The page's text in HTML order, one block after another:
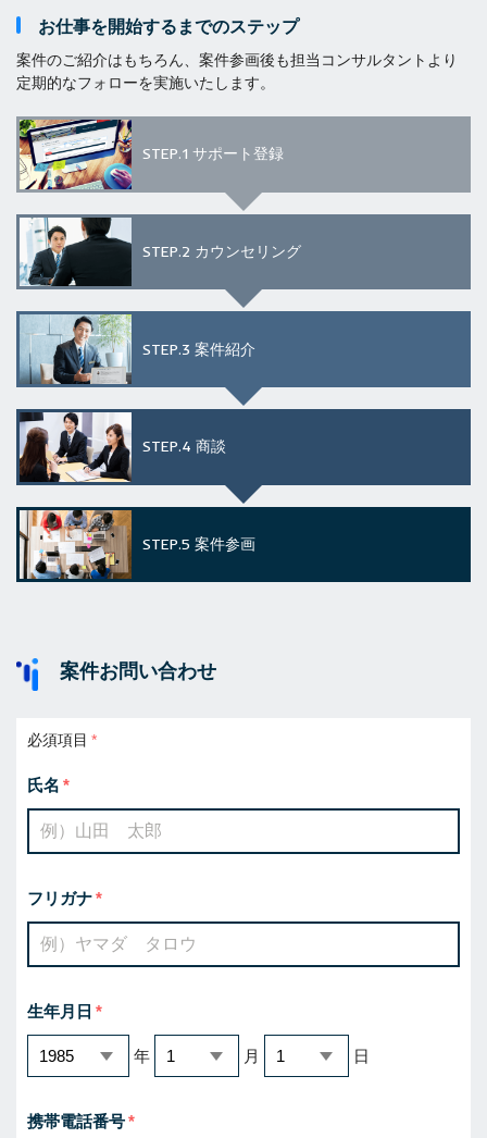
お仕事を開始するまでのステップ
案件のご紹介はもちろん、案件参画後も担当コンサルタントより
定期的なフォローを実施いたします。
STEP.1 サポート登録
STEP.2 カウンセリング
STEP.3 案件紹介
STEP.4 商談
STEP.5 案件参画
案件お問い合わせ
必須項目
氏名
フリガナ
生年月日
年 月 日
携帯電話番号